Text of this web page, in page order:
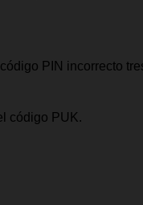
PIN incorrecto
código PUK.